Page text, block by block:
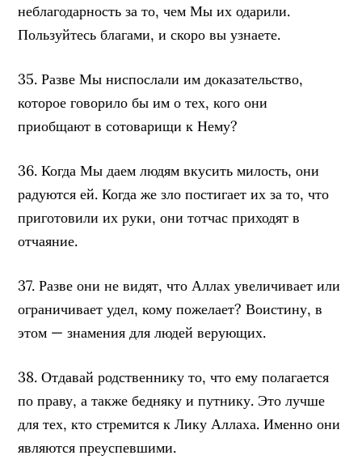
неблагодарность за то, чем Мы их одарили.
Пользуйтесь благами, и скоро вы узнаете.
35. Разве Мы ниспослали им доказательство,
которое говорило бы им о тех, кого они
приобщают в сотоварищи к Нему?
36. Когда Мы даем людям вкусить милость, они
радуются ей. Когда же зло постигает их за то, что
приготовили их руки, они тотчас приходят в
отчаяние.
37. Разве они не видят, что Аллах увеличивает или
ограничивает удел, кому пожелает? Воистину, в
этом — знамения для людей верующих.
38. Отдавай родственнику то, что ему полагается
по праву, а также бедняку и путнику. Это лучше
для тех, кто стремится к Лику Аллаха. Именно они
являются преуспевшими.